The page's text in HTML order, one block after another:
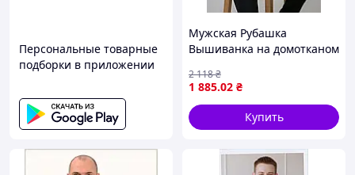
Персональные товарные
подборки в приложении
Мужская Рубашка
Вышиванка на домотканом
Look 44 46 48 50 52 54 56 58
60 Белый, 44
1 885.02 ₴
2 118₴
Купить